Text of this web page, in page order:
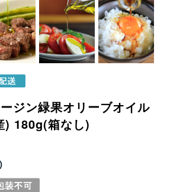
ジン緑果オリーブオイル
) 180g(箱なし)